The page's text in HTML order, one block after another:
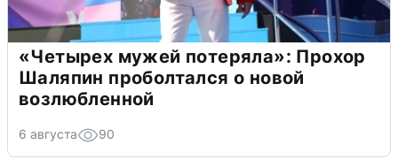
«Четырех мужей потеряла»: Прохор
Шаляпин проболтался о новой
возлюбленной
6 августа 90